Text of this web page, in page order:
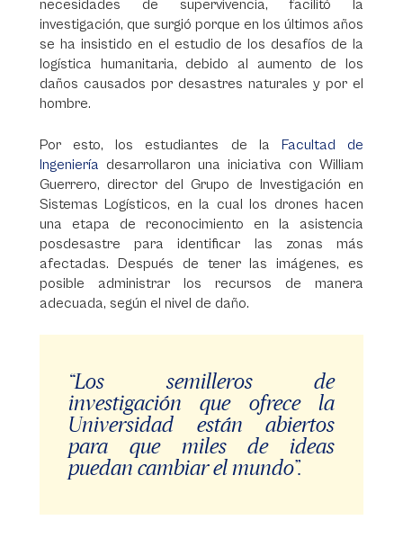
necesidades de supervivencia, facilitó la
investigación, que surgió porque en los últimos años
se ha insistido en el estudio de los desafíos de la
logística humanitaria, debido al aumento de los
daños causados por desastres naturales y por el
hombre.
Por esto, los estudiantes de la Facultad de
Ingeniería desarrollaron una iniciativa con William
Guerrero, director del Grupo de Investigación en
Sistemas Logísticos, en la cual los drones hacen
una etapa de reconocimiento en la asistencia
posdesastre para identificar las zonas más
afectadas. Después de tener las imágenes, es
posible administrar los recursos de manera
adecuada, según el nivel de daño.
“Los semilleros de
investigación que ofrece la
Universidad están abiertos
para que miles de ideas
puedan cambiar el mundo”.